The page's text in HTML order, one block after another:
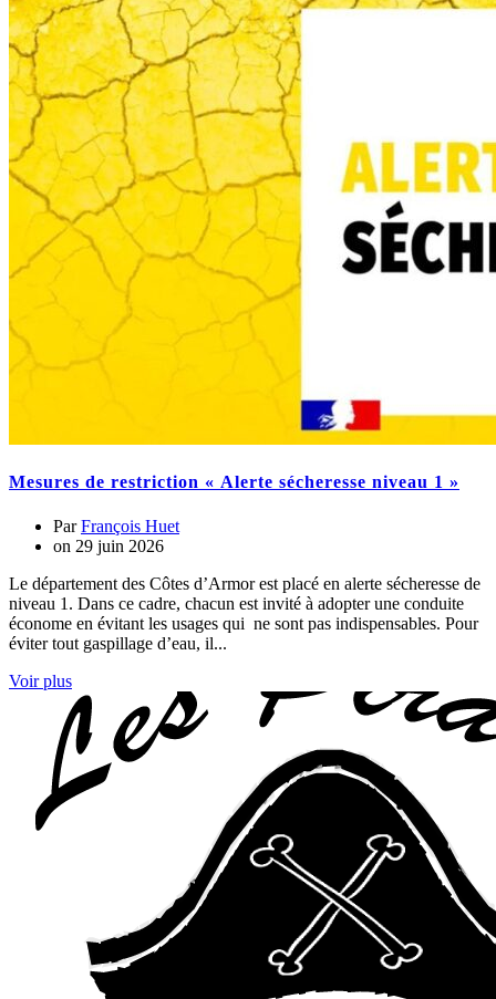
Mesures de restriction « Alerte sécheresse niveau 1 »
ParFrançois Huet
on 29 juin 2026
Le département des Côtes d’Armor est placé en alerte sécheresse de
niveau 1. Dans ce cadre, chacun est invité à adopter une conduite
économe en évitant les usages qui ne sont pas indispensables. Pour
éviter tout gaspillage d’eau, il...
Voir plus